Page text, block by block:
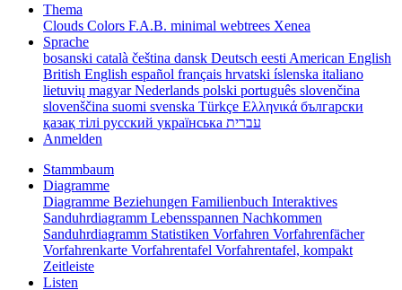
Thema
Clouds Colors F.A.B. minimal webtrees Xenea
Sprache
bosanski català čeština dansk Deutsch eesti American English
British English español français hrvatski íslenska italiano
lietuvių magyarNederlands polski português slovenčina
slovenščina suomi svenska Türkçe Ελληνικά български
қазақ тілі русский українська עברית
Anmelden
Stammbaum
Diagramme
Diagramme Beziehungen Familienbuch Interaktives
Sanduhrdiagramm Lebensspannen Nachkommen
Sanduhrdiagramm Statistiken Vorfahren Vorfahrenfächer
Vorfahrenkarte Vorfahrentafel Vorfahrentafel, kompakt
Zeitleiste
Listen